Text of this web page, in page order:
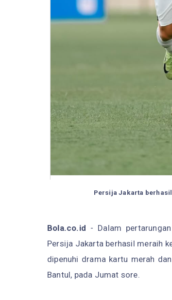
Persija Jakarta
Bola.co.id - Dalam
Persija Jakarta berhasil meraih
dipenuhi drama kartu merah
Bantul, pada Jumat sore.